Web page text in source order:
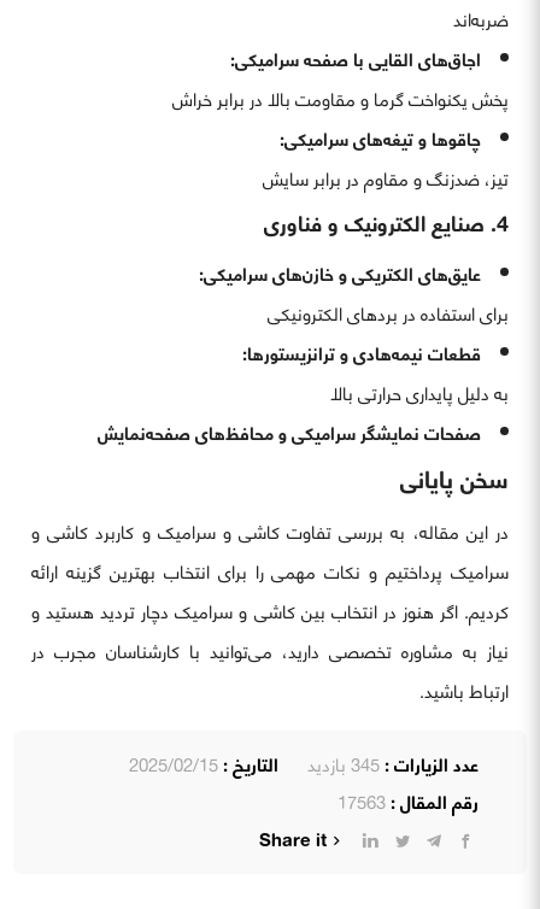
ضربه‌اند
اجاق‌های القایی با صفحه سرامیکی:
پخش یکنواخت گرما و مقاومت بالا در برابر خراش
چاقوها و تیغه‌های سرامیکی:
تیز، ضدزنگ و مقاوم در برابر سایش
4. صنایع الکترونیک و فناوری
عایق‌های الکتریکی و خازن‌های سرامیکی:
برای استفاده در بردهای الکترونیکی
قطعات نیمه‌هادی و ترانزیستورها:
به دلیل پایداری حرارتی بالا
صفحات نمایشگر سرامیکی و محافظ‌های صفحه‌نمایش
سخن پایانی
در این مقاله، به بررسی تفاوت کاشی و سرامیک و کاربرد کاشی و
سرامیک پرداختیم و نکات مهمی را برای انتخاب بهترین گزینه ارائه
کردیم. اگر هنوز در انتخاب بین کاشی و سرامیک دچار تردید هستید و
نیاز به مشاوره تخصصی دارید، می‌توانید با کارشناسان مجرب در
ارتباط باشید.
عدد الزيارات :345 بازدید التاريخ :2025/02/15
رقم المقال :17563
Share it